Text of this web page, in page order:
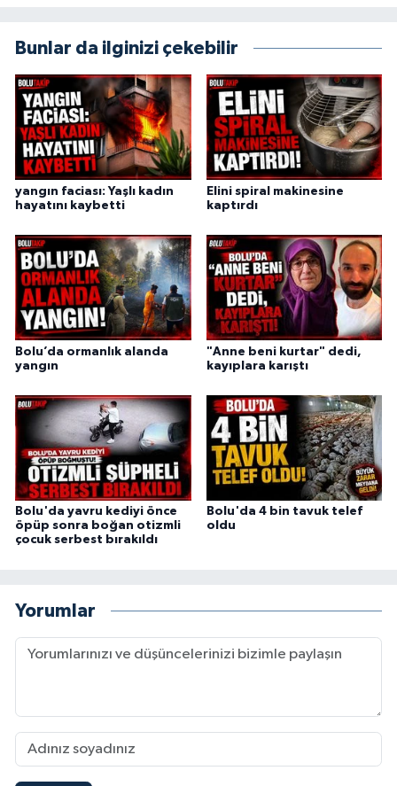
Bunlar da ilginizi çekebilir
yangın faciası: Yaşlı kadın
hayatını kaybetti
Elini spiral makinesine
kaptırdı
Bolu’da ormanlık alanda
yangın
"Anne beni kurtar" dedi,
kayıplara karıştı
Bolu'da yavru kediyi önce
öpüp sonra boğan otizmli
çocuk serbest bırakıldı
Bolu'da 4 bin tavuk telef
oldu
Yorumlar